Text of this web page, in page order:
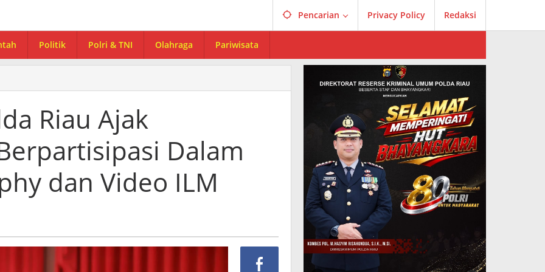
Pencarian Privacy Policy Redaksi
Politik Polri & TNI Olahraga Pariwisata
Riau Ajak
Dalam
dan Video ILM